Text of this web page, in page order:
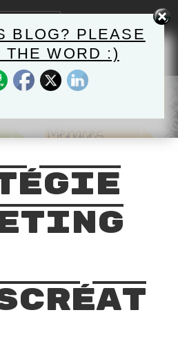
ET
WEB
Italian
BLOG? PLEASE
THE WORD :)